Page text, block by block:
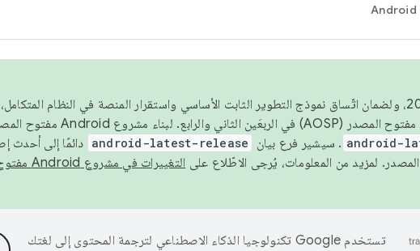
Android
اعتبارًا من عام 2026، ولضمان اتّساق نموذج التطوير الثابت الأساسي واستقرار المنصة في النظام
android- . سيشير فرع بيان android-latest-release دائمًا إلى أحدث
التغييرات في مشروع Android مفتوح المصدر
تستخدم Google تكنولوجيا الذكاء الاصطناعي لترجمة المحتوى إلى لغتك